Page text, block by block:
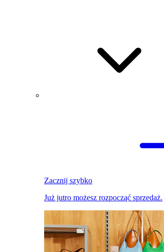
Zacznij szybko
Już jutro możesz rozpocząć sprzedaż.